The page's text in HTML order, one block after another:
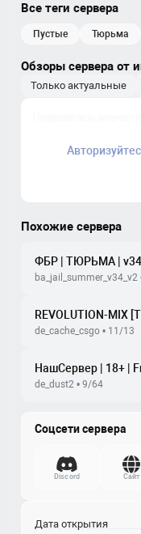
Все теги сервера
пустые тюрьма
Обзоры сервера от
Только актуальные
Похожие сервера
ФБР | ТЮРЬМА | v34
ba_jail_summer_v34_v2
REVOLUTION-MIX
de_cache_csgo • 11/13
НашСервер | 18+ |
de_dust2 • 9/64
Соцсети сервера
Discord Сайт
Дата открытия